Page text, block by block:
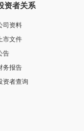
资者关系
司资料
上市文件
告
务报告
资者查询